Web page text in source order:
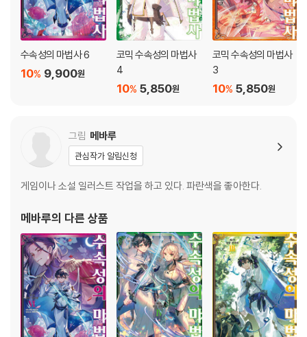
수속성의 마법사 6
9,900원
10%
코믹 수속성의 마법사
4
5,850원
10%
코믹 수속성의 마법사
3
5,850원
10%
그림 메바루
관심작가 알림신청
게임이나 소설 일러스트 작업을 하고 있다. 파란색을 좋아한다.
메바루의 다른 상품